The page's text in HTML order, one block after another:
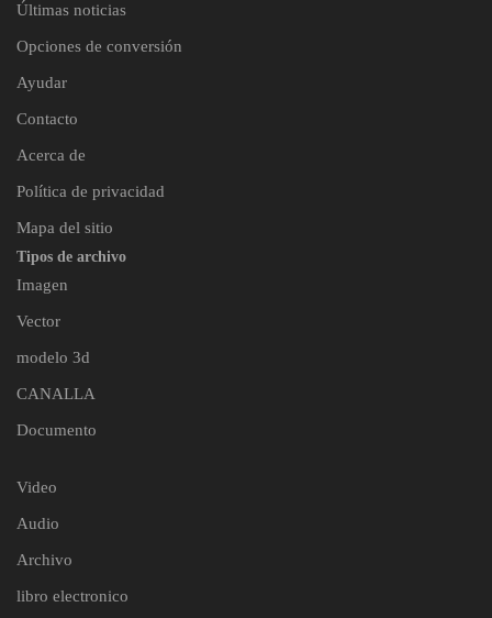
Últimas noticias
Opciones de conversión
Ayudar
Contacto
Acerca de
Política de privacidad
Mapa del sitio
Tipos de archivo
Imagen
Vector
modelo 3d
CANALLA
Documento
Video
Audio
Archivo
libro electronico